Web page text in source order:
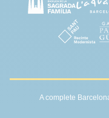
A complete